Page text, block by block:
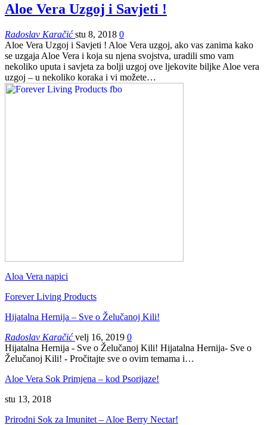
Aloe Vera Uzgoj i Savjeti !
Radoslav Karačićstu 8, 2018 0
Aloe Vera Uzgoj i Savjeti ! Aloe Vera uzgoj, ako vas zanima kako
se uzgaja Aloe Vera i koja su njena svojstva, uradili smo vam
nekoliko uputa i savjeta za bolji uzgoj ove ljekovite biljke Aloe vera
uzgoj – u nekoliko koraka i vi možete…
Aloa Vera napici
Forever Living Products
Hijatalna Hernija – Sve o Želučanoj Kili!
Radoslav Karačićvelj 16, 2019 0
Hijatalna Hernija - Sve o Želučanoj Kili! Hijatalna Hernija- Sve o
Želučanoj Kili! - Pročitajte sve o ovim temama i…
Aloe Vera Sok Primjena – kod Psorijaze!
stu 13, 2018
Prirodni Sok za Imunitet – Aloe Berry Nectar!